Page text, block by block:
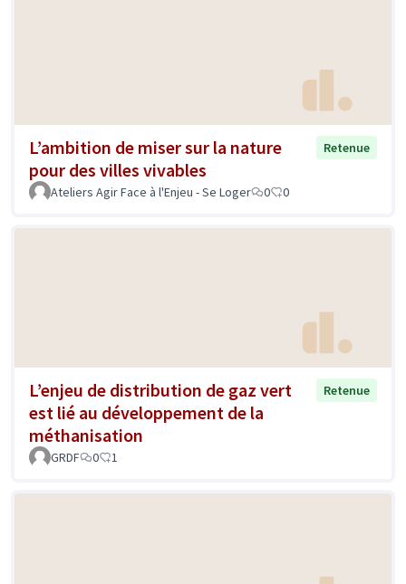
L’ambition de miser sur la nature
pour des villes vivables
Retenue
Ateliers Agir Face à l'Enjeu - Se Loger 0 0
L’enjeu de distribution de gaz vert
est lié au développement de la
méthanisation
Retenue
GRDF 0 1